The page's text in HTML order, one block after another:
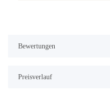
Bewertungen
Preisverlauf